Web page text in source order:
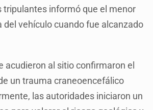
tripulantes informó que el menor
del vehículo cuando fue alcanzado
acudieron al sitio confirmaron el
un trauma craneoencefálico
las autoridades iniciaron un